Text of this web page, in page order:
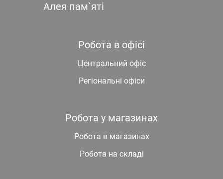
Алея пам`яті
Робота в офісі
Центральний офіс
Регіональні офіси
Робота у магазинах
Робота в магазинах
Робота на складі